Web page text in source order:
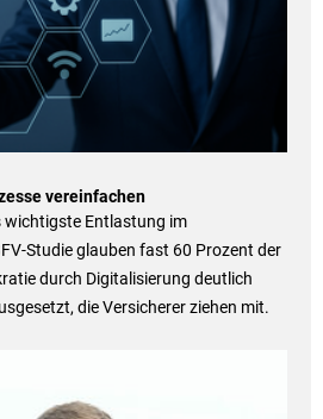
vereinfachen
wichtigste Entlastung im
Studie glauben fast 60 Prozent der
durch Digitalisierung deutlich
die Versicherer ziehen mit.